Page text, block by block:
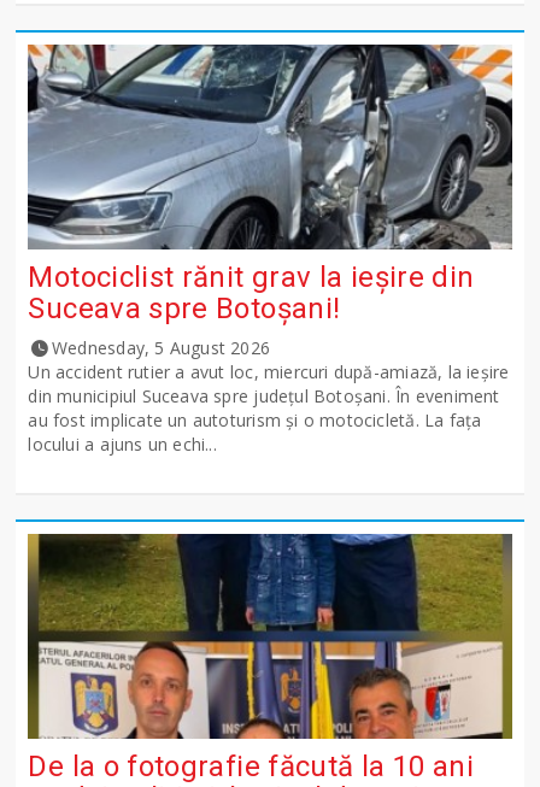
Motociclist rănit grav la ieșire din
Suceava spre Botoșani!
Wednesday, 5 August 2026
Un accident rutier a avut loc, miercuri după-amiază, la ieșire
din municipiul Suceava spre județul Botoșani. În eveniment
au fost implicate un autoturism și o motocicletă. La fața
locului a ajuns un echi...
De la o fotografie făcută la 10 ani